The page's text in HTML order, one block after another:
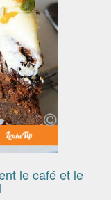
le café et le